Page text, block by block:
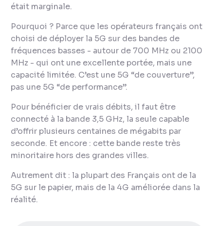
était marginale.
Pourquoi ? Parce que les opérateurs français ont
choisi de déployer la 5G sur des bandes de
fréquences basses - autour de 700 MHz ou 2100
MHz - qui ont une excellente portée, mais une
capacité limitée. C’est une 5G “de couverture”,
pas une 5G “de performance”.
Pour bénéficier de vrais débits, il faut être
connecté à la bande 3,5 GHz, la seule capable
d’offrir plusieurs centaines de mégabits par
seconde. Et encore : cette bande reste très
minoritaire hors des grandes villes.
Autrement dit : la plupart des Français ont de la
5G sur le papier, mais de la 4G améliorée dans la
réalité.